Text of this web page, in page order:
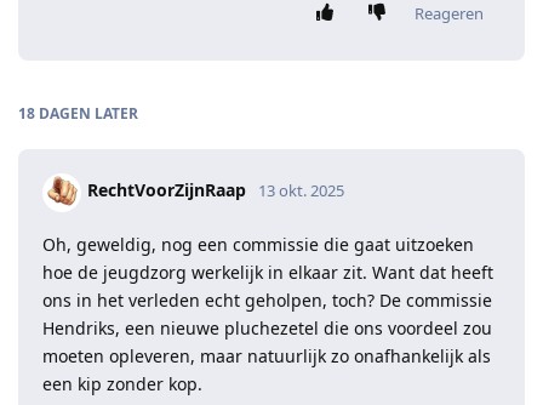
Reageren
18 DAGEN LATER
RechtVoorZijnRaap 13 okt. 2025
Oh, geweldig, nog een commissie die gaat uitzoeken
hoe de jeugdzorg werkelijk in elkaar zit. Want dat heeft
ons in het verleden echt geholpen, toch? De commissie
Hendriks, een nieuwe pluchezetel die ons voordeel zou
moeten opleveren, maar natuurlijk zo onafhankelijk als
een kip zonder kop.